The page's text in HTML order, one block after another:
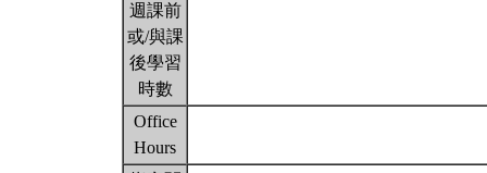
週課前
或/與課
後學習
時數
Office
Hours